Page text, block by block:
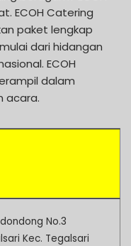
ECOH Catering
paket lengkap
dari hidangan
ECOH
dalam
acara.
No.3
Kec. Tegalsari